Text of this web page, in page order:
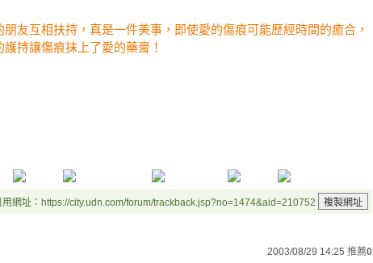
朋友互相扶持，真是一件美事，即使愛的傷痕可能歷經時間的癒合，
持讓傷痕抹上了愛的藥膏！
用網址：https://city.udn.com/forum/trackback.jsp?no=1474&aid=210752
2003/08/29 14:25 推薦0